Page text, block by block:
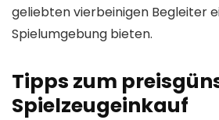
geliebten vierbeinigen Begleiter
Spielumgebung bieten.
Tipps zum
Spielzeugeinkauf